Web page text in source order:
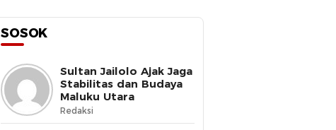
SOSOK
Sultan Jailolo Ajak Jaga
Stabilitas dan Budaya
Maluku Utara
Redaksi